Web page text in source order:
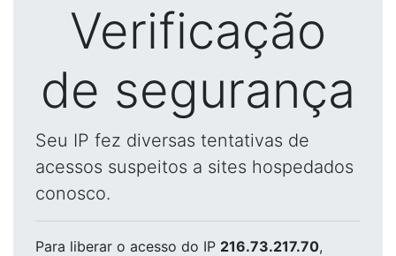
Verificação
de segurança
Seu IP fez diversas tentativas de
acessos suspeitos a sites hospedados
conosco.
Para liberar o acesso do IP 216.73.217.70,